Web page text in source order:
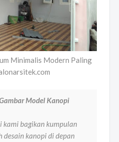
Minimalis Modern Paling
Model Kanopi
bagikan kumpulan
desain kanopi di depan